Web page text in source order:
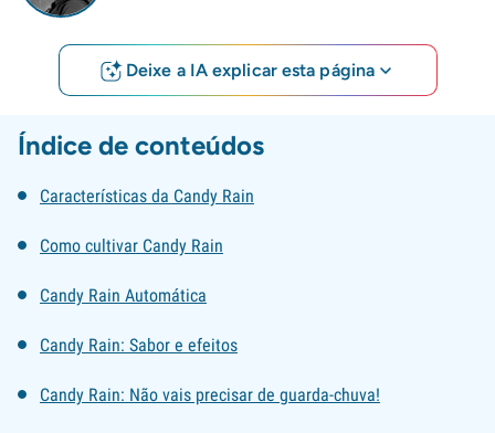
Deixe a IA explicar esta página
Índice de conteúdos
Características da Candy Rain
Como cultivar Candy Rain
Candy Rain Automática
Candy Rain: Sabor e efeitos
Candy Rain: Não vais precisar de guarda-chuva!